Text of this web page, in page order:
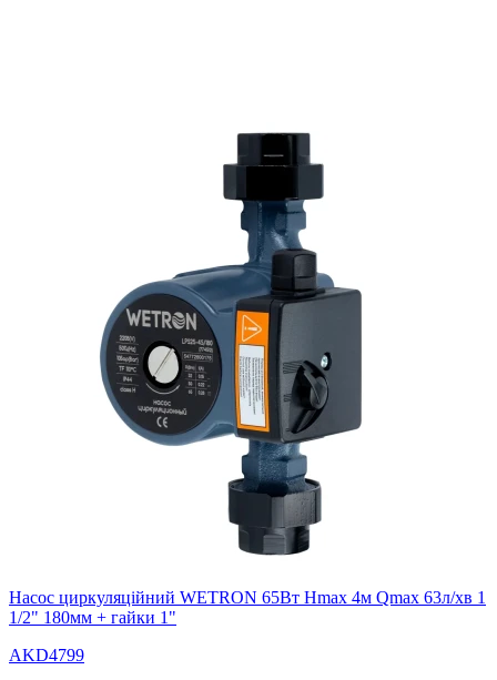
Насос циркуляційний WETRON 65Вт Hmax 4м Qmax 63л/хв 1
1/2" 180мм + гайки 1"
AKD4799